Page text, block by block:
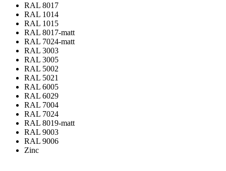
RAL 8017
RAL 1014
RAL 1015
RAL 8017-matt
RAL 7024-matt
RAL 3003
RAL 3005
RAL 5002
RAL 5021
RAL 6005
RAL 6029
RAL 7004
RAL 7024
RAL 8019-matt
RAL 9003
RAL 9006
Zinc